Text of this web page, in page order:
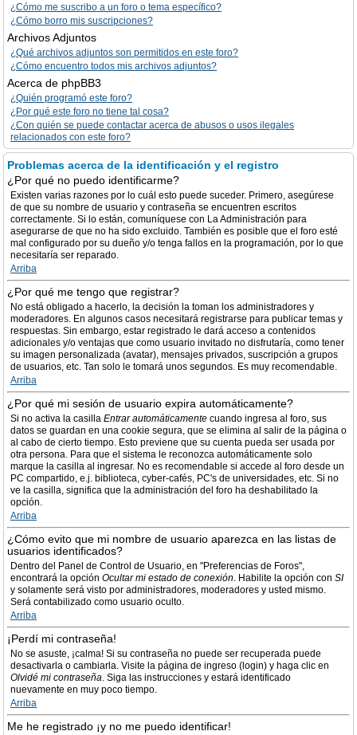
¿Cómo me suscribo a un foro o tema específico?
¿Cómo borro mis suscripciones?
Archivos Adjuntos
¿Qué archivos adjuntos son permitidos en este foro?
¿Cómo encuentro todos mis archivos adjuntos?
Acerca de phpBB3
¿Quién programó este foro?
¿Por qué este foro no tiene tal cosa?
¿Con quién se puede contactar acerca de abusos o usos ilegales
relacionados con este foro?
Problemas acerca de la identificación y el registro
¿Por qué no puedo identificarme?
Existen varias razones por lo cuál esto puede suceder. Primero, asegúrese
de que su nombre de usuario y contraseña se encuentren escritos
correctamente. Si lo están, comuníquese con La Administración para
asegurarse de que no ha sido excluido. También es posible que el foro esté
mal configurado por su dueño y/o tenga fallos en la programación, por lo que
necesitaría ser reparado.
Arriba
¿Por qué me tengo que registrar?
No está obligado a hacerlo, la decisión la toman los administradores y
moderadores. En algunos casos necesitará registrarse para publicar temas y
respuestas. Sin embargo, estar registrado le dará acceso a contenidos
adicionales y/o ventajas que como usuario invitado no disfrutaría, como tener
su imagen personalizada (avatar), mensajes privados, suscripción a grupos
de usuarios, etc. Tan solo le tomará unos segundos. Es muy recomendable.
Arriba
¿Por qué mi sesión de usuario expira automáticamente?
Si no activa la casilla Entrar automáticamente cuando ingresa al foro, sus
datos se guardan en una cookie segura, que se elimina al salir de la página o
al cabo de cierto tiempo. Esto previene que su cuenta pueda ser usada por
otra persona. Para que el sistema le reconozca automáticamente solo
marque la casilla al ingresar. No es recomendable si accede al foro desde un
PC compartido, e.j. biblioteca, cyber-cafés, PC's de universidades, etc. Si no
ve la casilla, significa que la administración del foro ha deshabilitado la
opción.
Arriba
¿Cómo evito que mi nombre de usuario aparezca en las listas de
usuarios identificados?
Dentro del Panel de Control de Usuario, en "Preferencias de Foros",
encontrará la opción Ocultar mi estado de conexión. Habilite la opción con SI
y solamente será visto por administradores, moderadores y usted mismo.
Será contabilizado como usuario oculto.
Arriba
¡Perdí mi contraseña!
No se asuste, ¡calma! Si su contraseña no puede ser recuperada puede
desactivarla o cambiarla. Visite la página de ingreso (login) y haga clic en
Olvidé mi contraseña. Siga las instrucciones y estará identificado
nuevamente en muy poco tiempo.
Arriba
Me he registrado ¡y no me puedo identificar!